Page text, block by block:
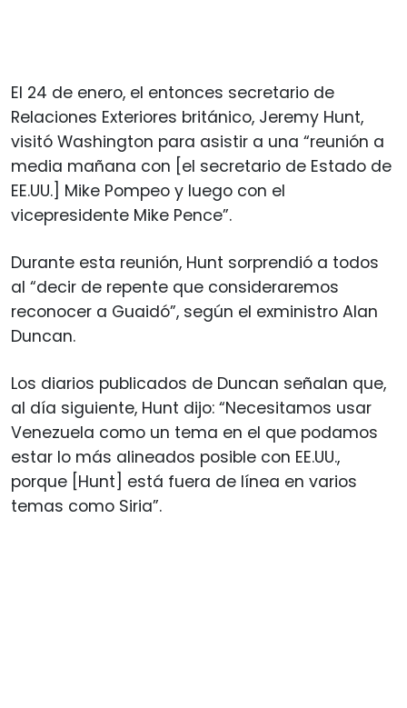
El 24 de enero, el entonces secretario de
Relaciones Exteriores británico, Jeremy Hunt,
visitó Washington para asistir a una “reunión a
media mañana con [el secretario de Estado de
EE.UU.] Mike Pompeo y luego con el
vicepresidente Mike Pence”.
Durante esta reunión, Hunt sorprendió a todos
al “decir de repente que consideraremos
reconocer a Guaidó”, según el exministro Alan
Duncan.
Los diarios publicados de Duncan señalan que,
al día siguiente, Hunt dijo: “Necesitamos usar
Venezuela como un tema en el que podamos
estar lo más alineados posible con EE.UU.,
porque [Hunt] está fuera de línea en varios
temas como Siria”.